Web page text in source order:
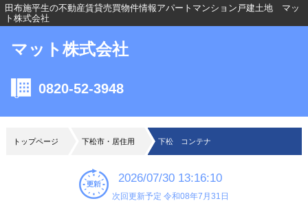
田布施平生の不動産賃貸売買物件情報アパートマンション戸建土地 マッ
ト株式会社
マット株式会社
0820-52-3948
トップページ 下松市・居住用 下松 コンテナ
2026/07/30 13:16:10
次回更新予定 令和08年7月31日